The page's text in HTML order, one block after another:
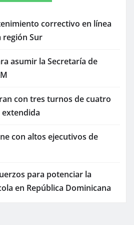
correctivo en línea
región Sur
asumir la Secretaría de
con tres turnos de cuatro
con altos ejecutivos de
para potenciar la
en República Dominicana